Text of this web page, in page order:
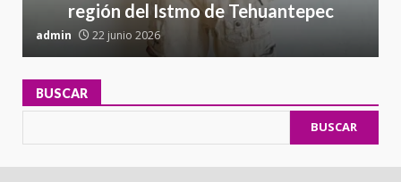
región del Istmo de Tehuantepec
admin 22 junio 2026
BUSCAR
BUSCAR